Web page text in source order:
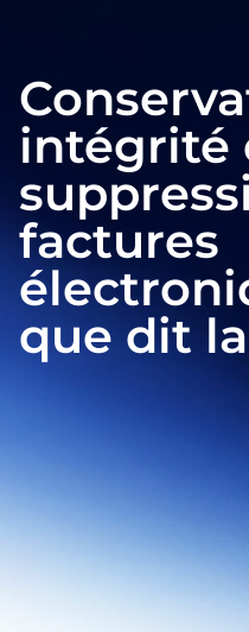
intégrité
factures
que dit